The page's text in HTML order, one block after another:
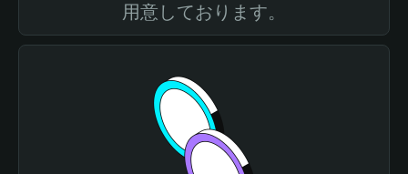
用意しております。